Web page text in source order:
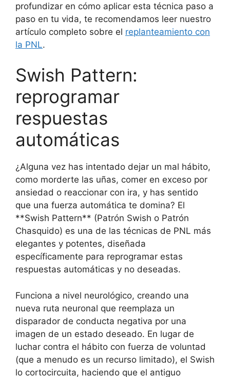
profundizar en cómo aplicar esta técnica paso a
paso en tu vida, te recomendamos leer nuestro
artículo completo sobre el replanteamiento con
la PNL.
Swish Pattern:
reprogramar
respuestas
automáticas
¿Alguna vez has intentado dejar un mal hábito,
como morderte las uñas, comer en exceso por
ansiedad o reaccionar con ira, y has sentido
que una fuerza automática te domina? El
**Swish Pattern** (Patrón Swish o Patrón
Chasquido) es una de las técnicas de PNL más
elegantes y potentes, diseñada
específicamente para reprogramar estas
respuestas automáticas y no deseadas.
Funciona a nivel neurológico, creando una
nueva ruta neuronal que reemplaza un
disparador de conducta negativa por una
imagen de un estado deseado. En lugar de
luchar contra el hábito con fuerza de voluntad
(que a menudo es un recurso limitado), el Swish
lo cortocircuita, haciendo que el antiguo